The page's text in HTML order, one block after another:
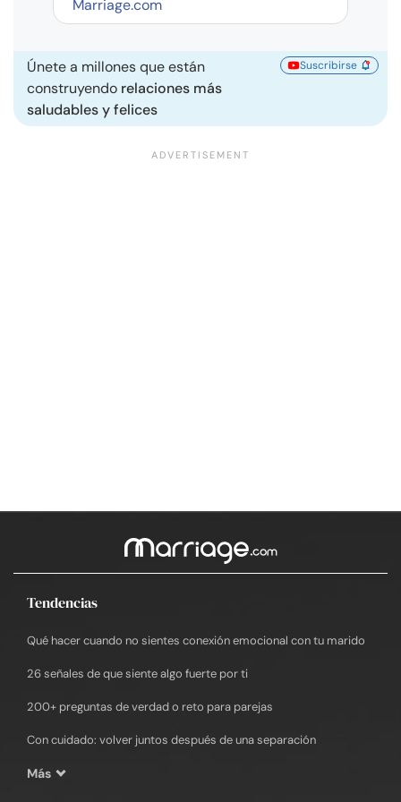
Marriage.com
Únete a millones que están
construyendo relaciones más
saludables y felices
Suscribirse
Tendencias
Qué hacer cuando no sientes conexión emocional con tu marido
26 señales de que siente algo fuerte por ti
200+ preguntas de verdad o reto para parejas
Con cuidado: volver juntos después de una separación
Más